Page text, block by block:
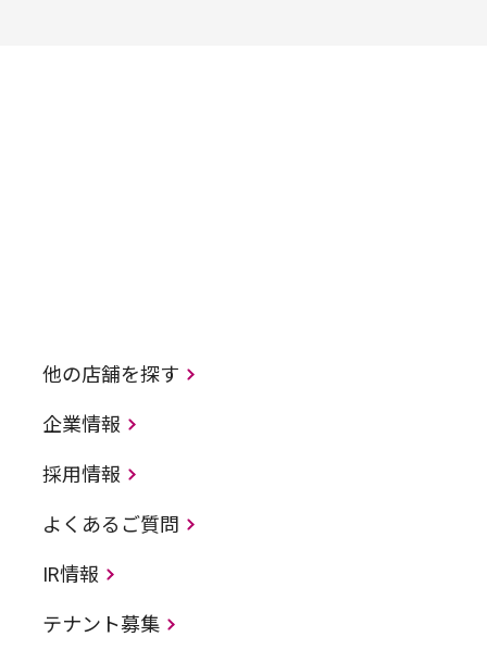
他の店舗を探す
企業情報
採用情報
よくあるご質問
IR情報
テナント募集